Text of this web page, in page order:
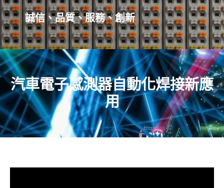
誠信、品質、服務、創新
汽車電子感測器自動化焊接新應
用